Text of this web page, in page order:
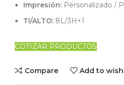
Impresión: Personalizado /
TI/ALTO: 8L/3H+1
COTIZAR PRODUCTOS
Compare Add to